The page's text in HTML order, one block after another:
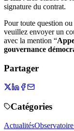
signature du contrat.
Pour toute question
veuillez envoyer un
avec la mention “
gouvernance
Partager
Catégories
Actualités